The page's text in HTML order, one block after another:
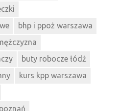
bhp i ppoż warszawa
buty robocze łódź
kurs kpp warszawa